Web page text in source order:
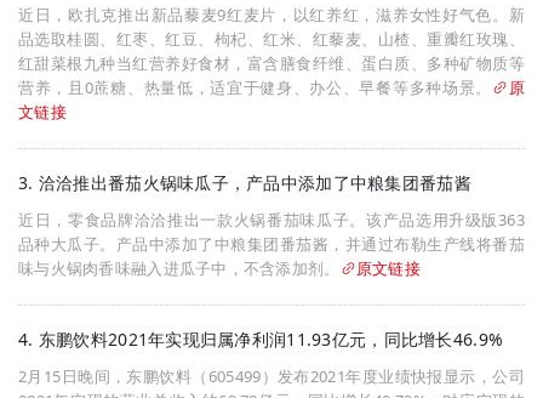
近日，欧扎克推出新品藜麦9红麦片，以红养红，滋养女性好气色。新
品选取桂圆、红枣、红豆、枸杞、红米、红藜麦、山楂、重瓣红玫瑰、
红甜菜根九种当红营养好食材，富含膳食纤维、蛋白质、多种矿物质等
营养，且0蔗糖、热量低，适宜于健身、办公、早餐等多种场景。
原
文链接
3. 洽洽推出番茄火锅味瓜子，产品中添加了中粮集团番茄酱
近日，零食品牌洽洽推出一款火锅番茄味瓜子。该产品选用升级版363
品种大瓜子。产品中添加了中粮集团番茄酱，并通过布勒生产线将番茄
味与火锅肉香味融入进瓜子中，不含添加剂。
原文链接
4. 东鹏饮料2021年实现归属净利润11.93亿元，同比增长46.9%
2月15日晚间，东鹏饮料（605499）发布2021年度业绩快报显示，公司